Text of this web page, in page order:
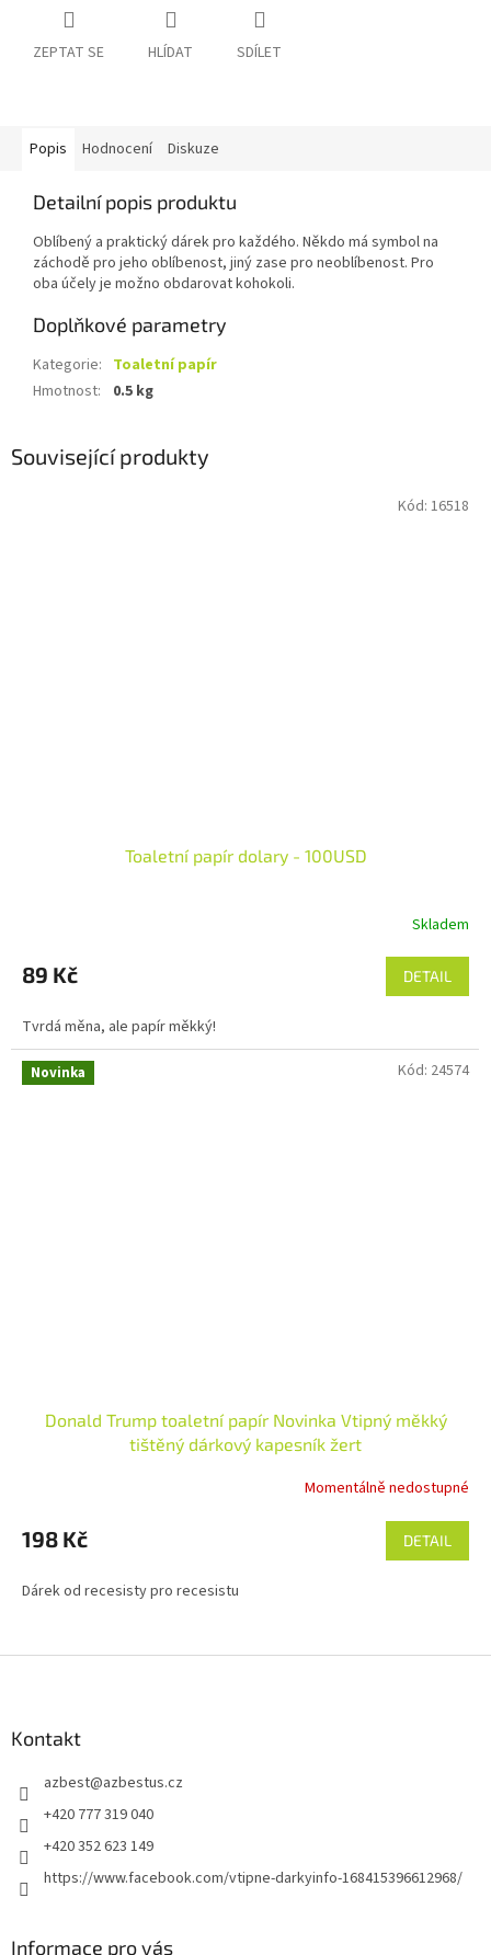
ZEPTAT SE HLÍDAT SDÍLET
Popis Hodnocení Diskuze
Detailní popis produktu
Oblíbený a praktický dárek pro každého. Někdo má symbol na
záchodě pro jeho oblíbenost, jiný zase pro neoblíbenost. Pro
oba účely je možno obdarovat kohokoli.
Doplňkové parametry
Kategorie: Toaletní papír
Hmotnost: 0.5 kg
Související produkty
Toaletní papír dolary - 100USD
Skladem
89 Kč DETAIL
Tvrdá měna, ale papír měkký!
Kód: 16518
Novinka
Donald Trump toaletní papír Novinka Vtipný měkký
tištěný dárkový kapesník žert
Momentálně nedostupné
198 Kč DETAIL
Dárek od recesisty pro recesistu
Kód: 24574
Kontakt
azbest@azbestus.cz
+420 777 319 040
+420 352 623 149
https://www.facebook.com/vtipne-darkyinfo-168415396612968/
Informace pro vás